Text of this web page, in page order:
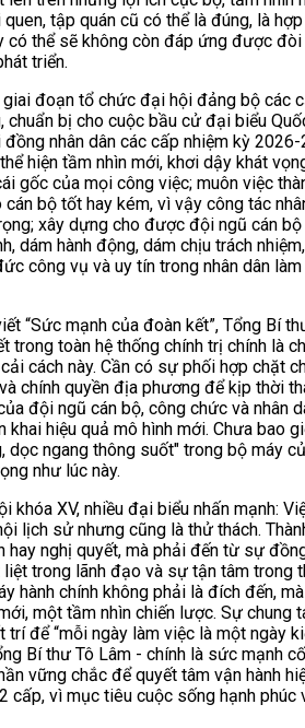
tập quán cũ có thể là đúng, là
có thể sẽ không còn đáp ứng được
triển.
đoạn tổ chức đại hội đảng bộ các
bị cho cuộc bầu cử đại biểu
nhân dân các cấp nhiệm kỳ
hiện tầm nhìn mới, khơi dậy khát
gốc của mọi công việc; muôn việc
bộ tốt hay kém, vì vậy công tác
xây dựng cho được đội ngũ cán
dám hành động, dám chịu trách
công vụ và uy tín trong nhân dân
“Sức mạnh của đoàn kết”, Tổng Bí
trong toàn hệ thống chính trị chính là
cách này. Cần có sự phối hợp chặt
chính quyền địa phương để kịp thời
đội ngũ cán bộ, công chức và nhân
khai hiệu quả mô hình mới. Chưa bao
dọc ngang thông suốt" trong bộ máy
như lúc này.
khóa XV, nhiều đại biểu nhấn mạnh:
lịch sử nhưng cũng là thử thách.
hay nghị quyết, mà phải đến từ sự
liệt trong lãnh đạo và sự tận tâm trong
hành chính không phải là đích đến,
một tầm nhìn chiến lược. Sự chung
trí để “mỗi ngày làm việc là một ngày
Bí thư Tô Lâm - chính là sức mạnh
vững chắc để quyết tâm vận hành
cấp, vì mục tiêu cuộc sống hạnh phúc